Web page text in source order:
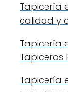
Tapicería
calidad y
Tapicería
Tapiceros
Tapicería